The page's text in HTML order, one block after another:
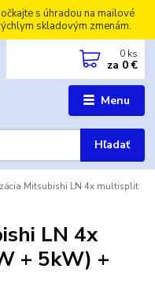
s úhradou na mailové
skladovým zmenám.
Menu
Hľadať
0 ks
za 0 €
Mitsubishi LN 4x multisplit
LN 4x
+ 5kW) +